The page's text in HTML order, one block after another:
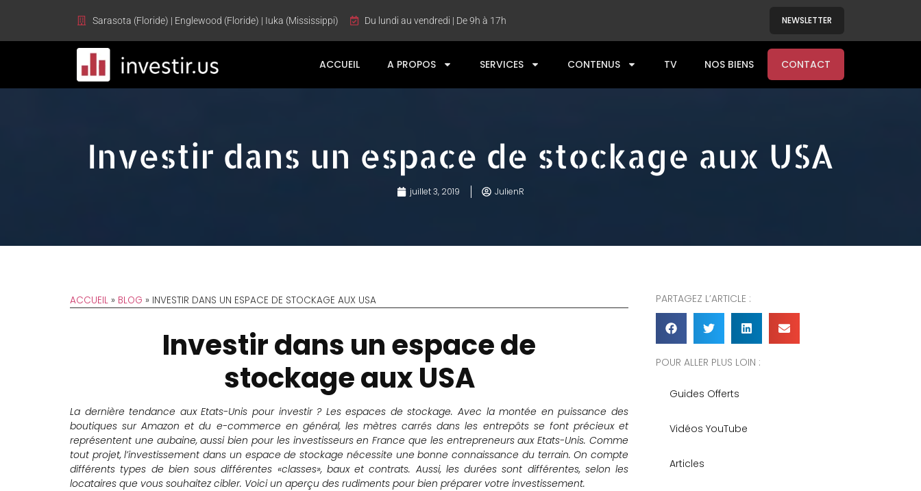
Sarasota (Floride) | Englewood (Floride) | Iuka (Mississippi) Du lundi au vendredi | De 9h à 17h NEWSLETTER
ACCUEIL A PROPOS SERVICES CONTENUS TV NOS BIENS CONTACT
Investir dans un espace de stockage aux USA
juillet 3, 2019 JulienR
ACCUEIL » BLOG » INVESTIR DANS UN ESPACE DE STOCKAGE AUX USA
Investir dans un espace de
stockage aux USA
La dernière tendance aux Etats-Unis pour investir ? Les espaces de stockage.Avec la montée en puissance des
boutiques sur Amazon et du e-commerce en général, les mètres carrés dans les entrepôts se font précieux et
représentent une aubaine, aussi bien pour les investisseurs en France que les entrepreneurs aux Etats-Unis. Comme
tout projet, l’investissement dans un espace de stockage nécessite une bonne connaissance du terrain. On compte
différents types de bien sous différentes «classes», baux et contrats. Aussi, les durées sont différentes, selon les
locataires que vous souhaitez cibler. Voici un aperçu des rudiments pour bien préparer votre investissement.
PARTAGEZ L’ARTICLE :
POUR ALLER PLUS LOIN :
Guides Offerts
Vidéos YouTube
Articles